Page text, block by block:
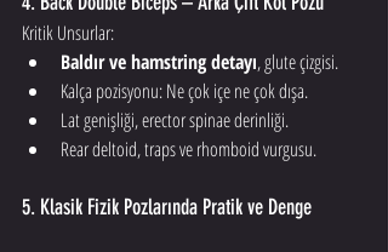
Kritik Unsurlar:
Baldır ve hamstring detayı, glute çizgisi.
Kalça pozisyonu: Ne çok içe ne çok dışa.
Lat genişliği, erector spinae derinliği.
Rear deltoid, traps ve rhomboid vurgusu.
5. Klasik Fizik Pozlarında Pratik ve Denge